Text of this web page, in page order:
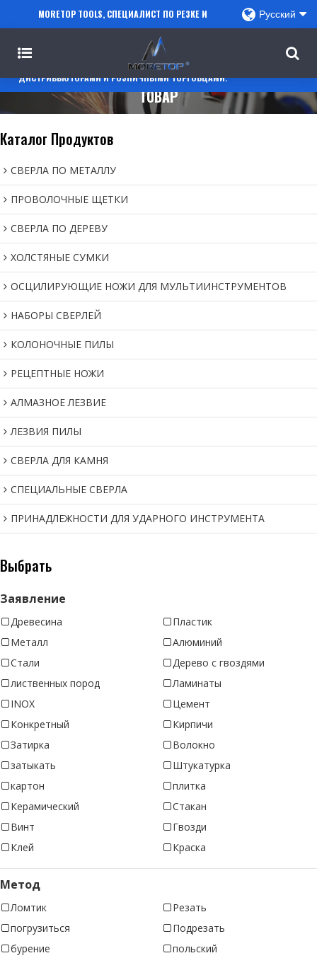
MORETOP TOOLS, СПЕЦИАЛИСТ ПО РЕЗКЕ И
СВЕРЛЕНИЮ, СОТРУДНИЧАЕТ С ПРОДАВЦАМИ
AMAZON, РЕГИОНАЛЬНЫМИ ОПТОВИКАМИ,
ДИСТРИБЬЮТОРАМИ И РОЗНИЧНЫМИ ТОРГОВЦАМИ.
Русский
ТОВАР
Каталог Продуктов
СВЕРЛА ПО МЕТАЛЛУ
ПРОВОЛОЧНЫЕ ЩЕТКИ
СВЕРЛА ПО ДЕРЕВУ
ХОЛСТЯНЫЕ СУМКИ
ОСЦИЛИРУЮЩИЕ НОЖИ ДЛЯ МУЛЬТИИНСТРУМЕНТОВ
НАБОРЫ СВЕРЛЕЙ
КОЛОНОЧНЫЕ ПИЛЫ
РЕЦЕПТНЫЕ НОЖИ
АЛМАЗНОЕ ЛЕЗВИЕ
ЛЕЗВИЯ ПИЛЫ
СВЕРЛА ДЛЯ КАМНЯ
СПЕЦИАЛЬНЫЕ СВЕРЛА
ПРИНАДЛЕЖНОСТИ ДЛЯ УДАРНОГО ИНСТРУМЕНТА
Выбрать
Заявление
Древесина
Пластик
Металл
Алюминий
Стали
Дерево с гвоздями
лиственных пород
Ламинаты
INOX
Цемент
Конкретный
Кирпичи
Затирка
Волокно
затыкать
Штукатурка
картон
плитка
Керамический
Стакан
Винт
Гвозди
Клей
Краска
Метод
Ломтик
Резать
погрузиться
Подрезать
бурение
польский